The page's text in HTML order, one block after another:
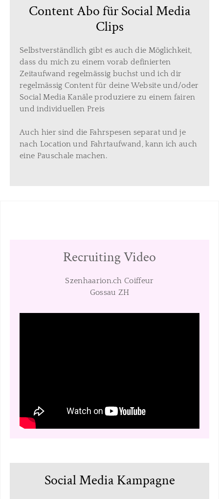
Content Abo für Social Media
Clips
Selbstverständlich gibt es auch die Möglichkeit,
dass du mich zu einem vorab definierten
Zeitaufwand regelmässig buchst und ich dir
regelmässig Content für deine Website und/oder
Social Media Kanäle produziere zu einem fairen
und individuellen Preis
Auch hier sind die Fahrspesen separat und je
nach Location und Fahrtaufwand, kann ich auch
eine Pauschale machen.
Recruiting Video
Szenhaarion.ch Coiffeur
​Gossau ZH
Social Media Kampagne